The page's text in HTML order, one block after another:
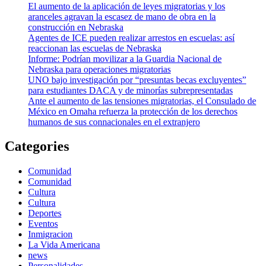
El aumento de la aplicación de leyes migratorias y los
aranceles agravan la escasez de mano de obra en la
construcción en Nebraska
Agentes de ICE pueden realizar arrestos en escuelas: así
reaccionan las escuelas de Nebraska
Informe: Podrían movilizar a la Guardia Nacional de
Nebraska para operaciones migratorias
UNO bajo investigación por “presuntas becas excluyentes”
para estudiantes DACA y de minorías subrepresentadas
Ante el aumento de las tensiones migratorias, el Consulado de
México en Omaha refuerza la protección de los derechos
humanos de sus connacionales en el extranjero
Categories
Comunidad
Comunidad
Cultura
Cultura
Deportes
Eventos
Inmigracion
La Vida Americana
news